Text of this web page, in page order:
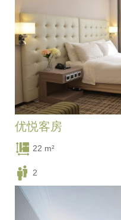
优悦客房
22 m²
2